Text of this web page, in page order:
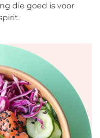
die goed is voor